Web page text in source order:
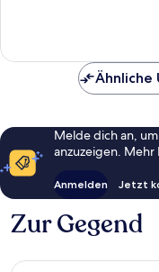
Ähnliche
Melde dich an,
anzuzeigen.
Anmelden Jetzt
Zur Gegend